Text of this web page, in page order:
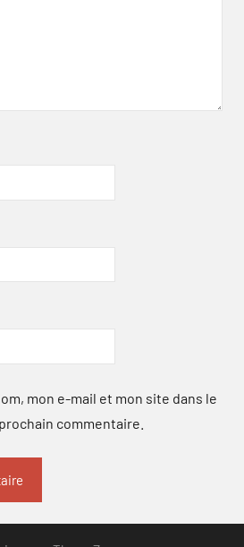
mon e-mail et mon site dans le
commentaire.